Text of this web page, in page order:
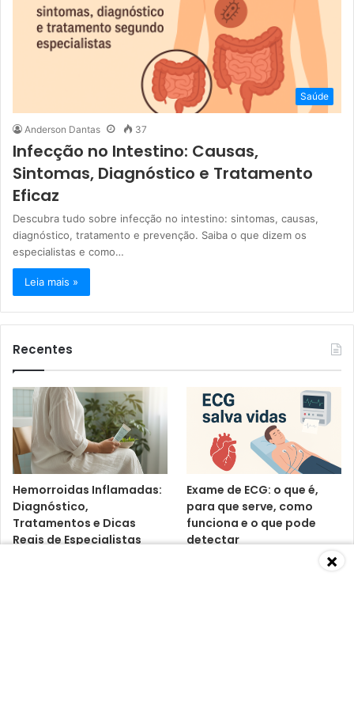
Saúde
Anderson Dantas 37
Infecção no Intestino: Causas,
Sintomas, Diagnóstico e Tratamento
Eficaz
Descubra tudo sobre infecção no intestino: sintomas, causas,
diagnóstico, tratamento e prevenção. Saiba o que dizem os
especialistas e como…
Leia mais »
Recentes
Hemorroidas Inflamadas:
Diagnóstico,
Tratamentos e Dicas
Reais de Especialistas
Exame de ECG: o que é,
para que serve, como
funciona e o que pode
detectar
×